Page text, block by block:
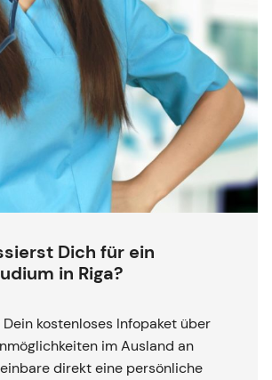
Dich für ein
in Riga?
kostenloses Infopaket über
im Ausland an
direkt eine persönliche